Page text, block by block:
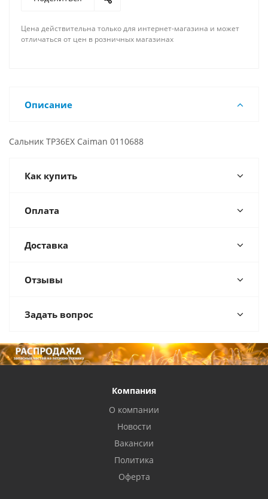
Цена действительна только для интернет-магазина и может
отличаться от цен в розничных магазинах
Описание
Сальник TP36EX Caiman 0110688
Как купить
Оплата
Доставка
Отзывы
Задать вопрос
Компания
О компании
Новости
Вакансии
Политика
Оферта